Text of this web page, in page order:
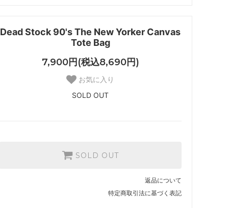
Dead Stock 90's The New Yorker Canvas
Tote Bag
7,900円(税込8,690円)
お気に入り
SOLD OUT
SOLD OUT
返品について
特定商取引法に基づく表記